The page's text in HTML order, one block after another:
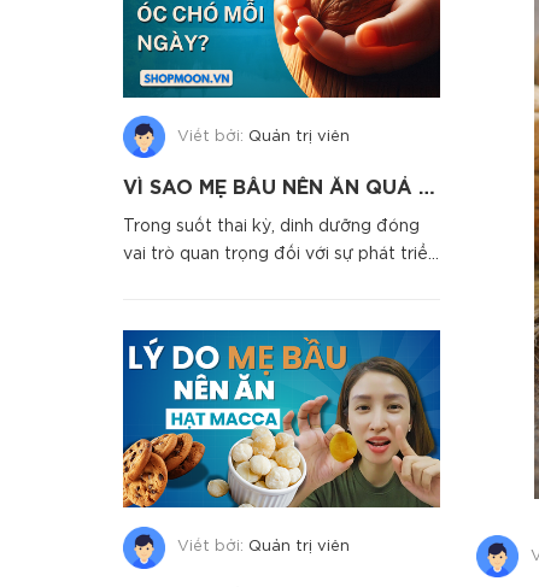
Viết bởi: Quản trị viên
VÌ SAO MẸ BẦU NÊN ĂN QUẢ ÓC CHÓ MỖI NGÀY
Trong suốt thai kỳ, dinh dưỡng đóng
vai trò quan trọng đối với sự phát triển
Viết bởi: Quản trị viên